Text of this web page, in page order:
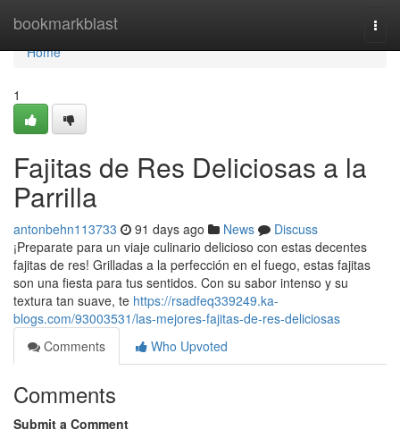
bookmarkblast
Home
Home
1
Fajitas de Res Deliciosas a la
Parrilla
antonbehn113733 91 days ago News
Discuss
¡Preparate para un viaje culinario delicioso con estas decentes
fajitas de res! Grilladas a la perfección en el fuego, estas fajitas
son una fiesta para tus sentidos. Con su sabor intenso y su
textura tan suave, te https://rsadfeq339249.ka-
blogs.com/93003531/las-mejores-fajitas-de-res-deliciosas
Comments
Who Upvoted
Comments
Submit a Comment